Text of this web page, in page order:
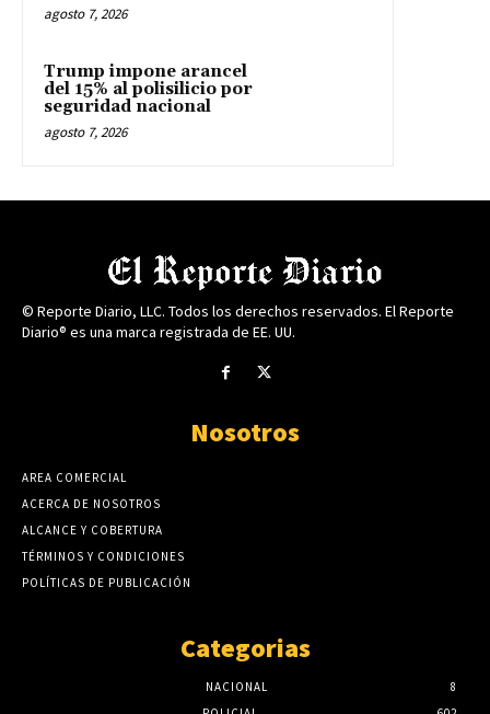
agosto 7, 2026
Trump impone arancel
del 15% al polisilicio por
seguridad nacional
agosto 7, 2026
© Reporte Diario, LLC. Todos los derechos reservados. El Reporte
Diario® es una marca registrada de EE. UU.
Nosotros
AREA COMERCIAL
ACERCA DE NOSOTROS
ALCANCE Y COBERTURA
TÉRMINOS Y CONDICIONES
POLÍTICAS DE PUBLICACIÓN
Categorias
NACIONAL
8